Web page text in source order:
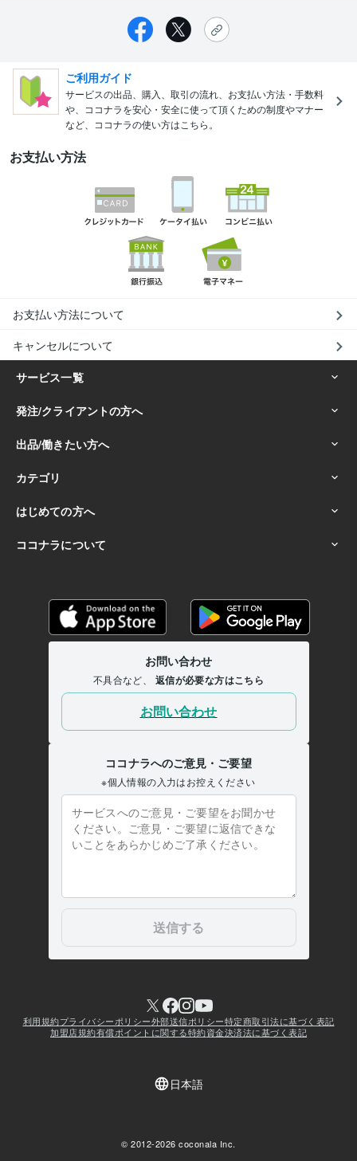
ご利用ガイド
サービスの出品、購入、取引の流れ、お支払い方法・手数料
や、ココナラを安心・安全に使って頂くための制度やマナー
など、ココナラの使い方はこちら。
お支払い方法
お支払い方法について
キャンセルについて